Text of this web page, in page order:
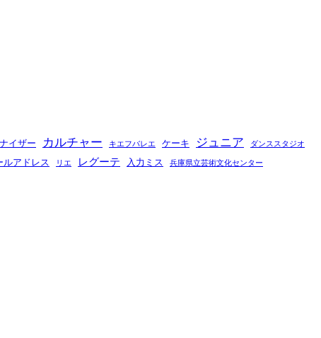
イザー カルチャー キエフバレエ ケーキ ジュニア ダンススタジオ
ルアドレス リエ レグーテ 入力ミス 兵庫県立芸術文化センター